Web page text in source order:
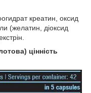
креатин, оксид
(желатин, діоксид
цінність